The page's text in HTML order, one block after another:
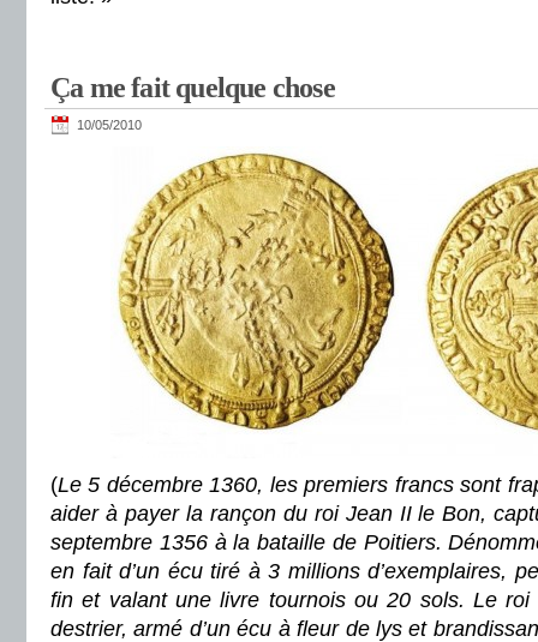
Ça me fait quelque chose
10/05/2010
(Le 5 décembre 1360, les premiers francs sont
aider à payer la rançon du roi Jean II le Bon,
septembre 1356 à la bataille de Poitiers.
en fait d’un écu tiré à 3 millions d’exemplaires,
fin et valant une livre tournois ou 20 sols. Le
destrier, armé d’un écu à fleur de lys et